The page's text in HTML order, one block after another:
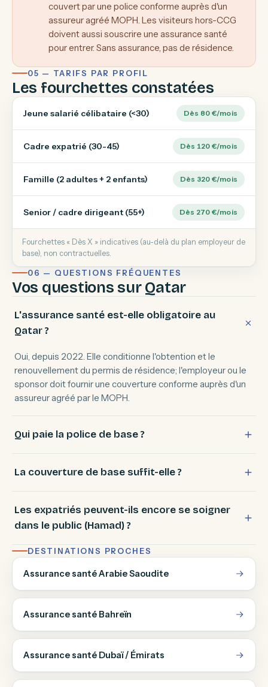
couvert par une police conforme auprès d'un
assureur agréé MOPH. Les visiteurs hors-CCG
doivent aussi souscrire une assurance santé
pour entrer. Sans assurance, pas de résidence.
05 — TARIFS PAR PROFIL
Les fourchettes constatées
Jeune salarié célibataire (<30) Dès 80 €/mois
Cadre expatrié (30-45) Dès 120 €/mois
Famille (2 adultes + 2 enfants) Dès 320 €/mois
Senior / cadre dirigeant (55+) Dès 270 €/mois
Fourchettes « Dès X » indicatives (au-delà du plan employeur de
base), non contractuelles.
06 — QUESTIONS FRÉQUENTES
Vos questions sur Qatar
L'assurance santé est-elle obligatoire au
Qatar ?
Oui, depuis 2022. Elle conditionne l'obtention et le
renouvellement du permis de résidence; l'employeur ou le
sponsor doit fournir une couverture conforme auprès d'un
assureur agréé par le MOPH.
Qui paie la police de base ?
La couverture de base suffit-elle ?
Les expatriés peuvent-ils encore se soigner
dans le public (Hamad) ?
DESTINATIONS PROCHES
Assurance santé Arabie Saoudite
Assurance santé Bahreïn
Assurance santé Dubaï / Émirats